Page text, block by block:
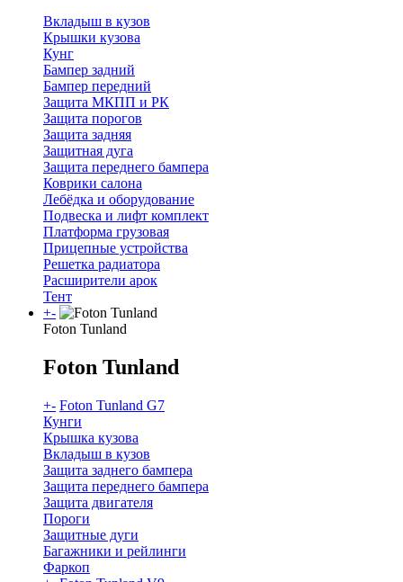
Вкладыш в кузов
Крышки кузова
Кунг
Бампер задний
Бампер передний
Защита МКПП и РК
Защита порогов
Защита задняя
Защитная дуга
Защита переднего бампера
Коврики салона
Лебёдка и оборудование
Подвеска и лифт комплект
Платформа грузовая
Прицепные устройства
Решетка радиатора
Расширители арок
Тент
+-
Foton Tunland
Foton Tunland
+- Foton Tunland G7
Кунги
Крышка кузова
Вкладыш в кузов
Защита заднего бампера
Защита переднего бампера
Защита двигателя
Пороги
Защитные дуги
Багажники и рейлинги
Фаркоп